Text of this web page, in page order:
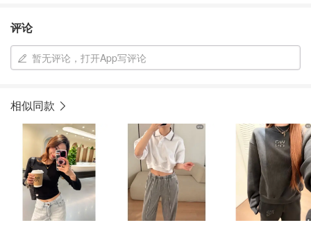
评论
暂无评论，打开App写评论
相似同款